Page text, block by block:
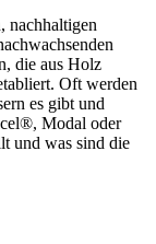
nachhaltigen
die aus Holz
Oft werden
es gibt und
Modal oder
und was sind die